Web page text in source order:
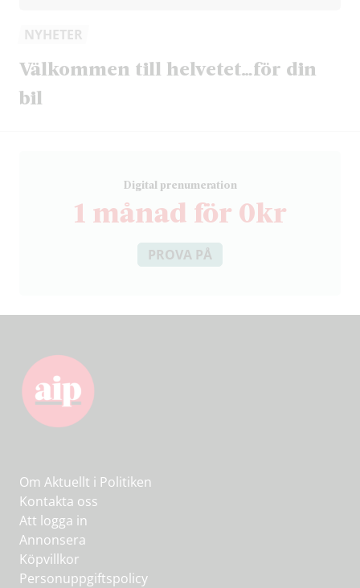
NYHETER
Välkommen till helvetet…för din
bil
Digital prenumeration
1 månad för 0kr
PROVA PÅ
Om Aktuellt i Politiken
Kontakta oss
Att logga in
Annonsera
Köpvillkor
Personuppgiftspolicy